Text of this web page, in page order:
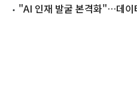
안전 확보
"AI 인재 발굴 본격화"…데이